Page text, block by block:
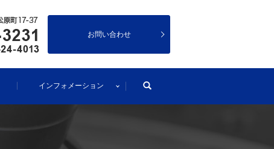
インフォメーション search
お問い合わせ